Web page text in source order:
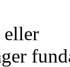
eller